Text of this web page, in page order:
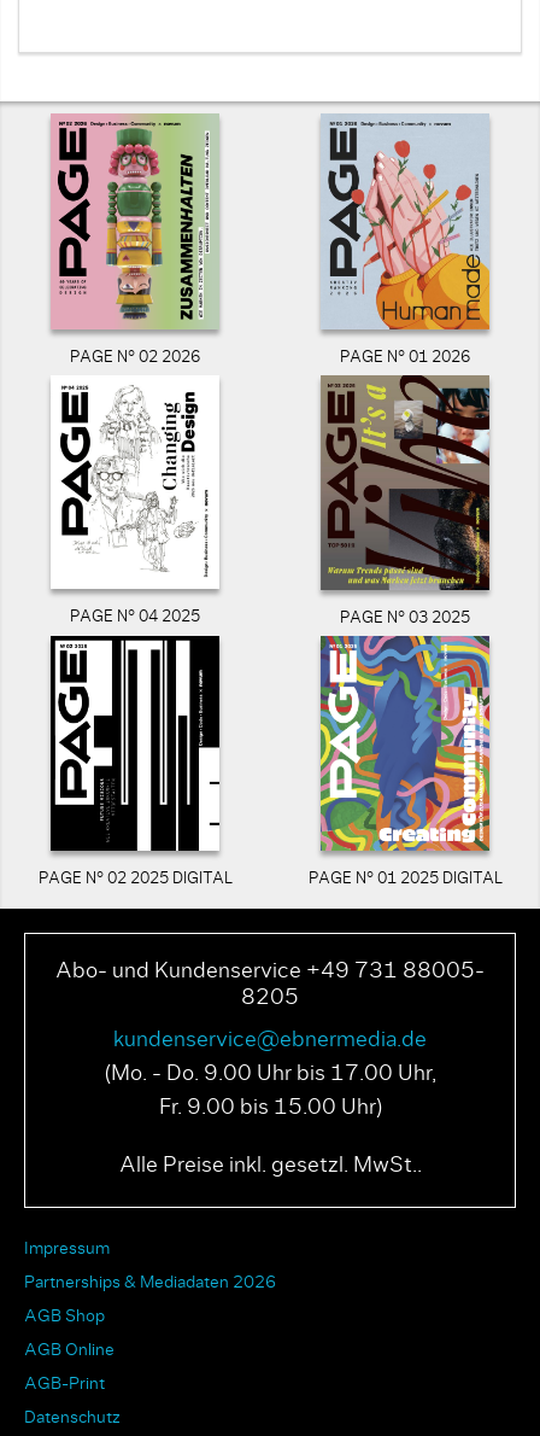
PAGE N° 02 2026 PAGE N° 01 2026
PAGE N° 04 2025 PAGE N° 03 2025
PAGE N° 02 2025 DIGITAL PAGE N° 01 2025 DIGITAL
Abo- und Kundenservice +49 731 88005-
8205
kundenservice@ebnermedia.de
(Mo. - Do. 9.00 Uhr bis 17.00 Uhr,
Fr. 9.00 bis 15.00 Uhr)
Alle Preise inkl. gesetzl. MwSt..
Impressum
Partnerships & Mediadaten 2026
AGB Shop
AGB Online
AGB-Print
Datenschutz